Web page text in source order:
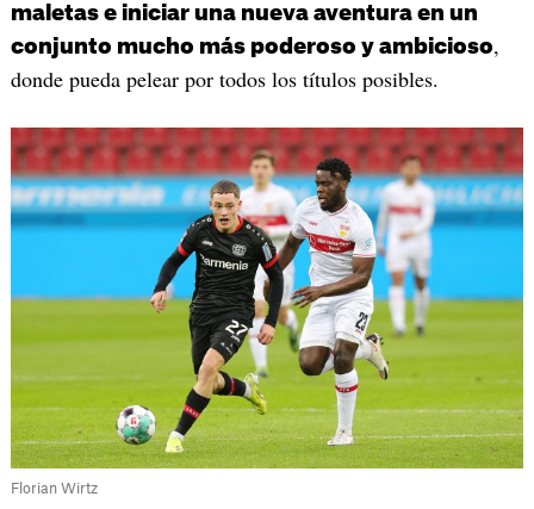
maletas e iniciar una nueva aventura en un
conjunto mucho más poderoso y ambicioso,
donde pueda pelear por todos los títulos posibles.
Florian Wirtz